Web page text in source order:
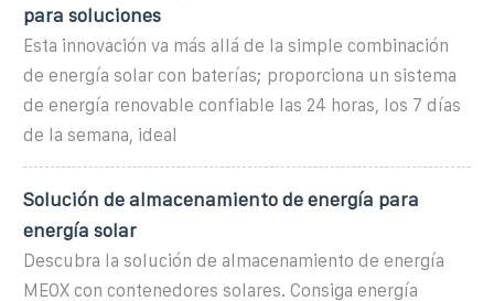
para soluciones
Esta innovación va más allá de la simple combinación
de energía solar con baterías; proporciona un sistema
de energía renovable confiable las 24 horas, los 7 días
de la semana, ideal
Solución de almacenamiento de energía para
energía solar
Descubra la solución de almacenamiento de energía
MEOX con contenedores solares. Consiga energía